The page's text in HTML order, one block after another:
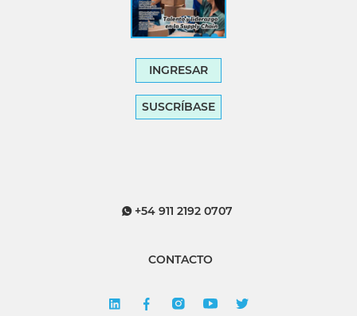
INGRESAR
SUSCRÍBASE
+54 911 2192 0707
CONTACTO